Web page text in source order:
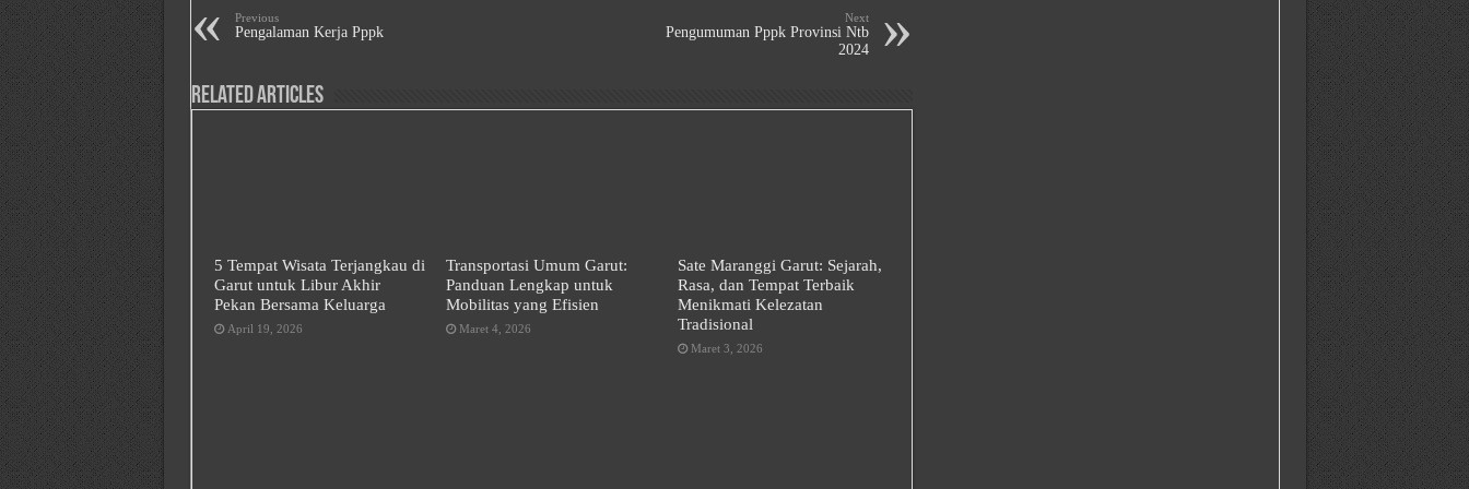
Previous
Pengalaman Kerja Pppk
Next
Pengumuman Pppk Provinsi Ntb
2024
Related Articles
5 Tempat Wisata Terjangkau di
Garut untuk Libur Akhir
Pekan Bersama Keluarga
April 19, 2026
Transportasi Umum Garut:
Panduan Lengkap untuk
Mobilitas yang Efisien
Maret 4, 2026
Sate Maranggi Garut: Sejarah,
Rasa, dan Tempat Terbaik
Menikmati Kelezatan
Tradisional
Maret 3, 2026